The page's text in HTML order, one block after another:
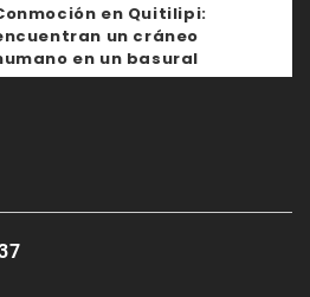
en Quitilipi:
un cráneo
en un basural